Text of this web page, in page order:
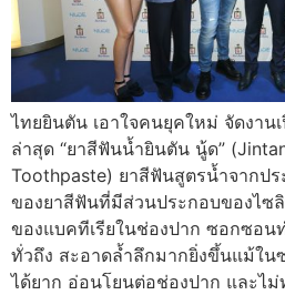
ไทยยินตัน เอาใจคนยุคใหม่ จัดงา
ล่าสุด “ยาสีฟันน้ำยินตัน นู้ด”
Toothpaste) ยาสีฟันสูตรน้ำจากป
ของยาสีฟันที่มีส่วนประกอบของไซ
ของแบคทีเรียในช่องปาก ซอกซอน
ทั่วถึง สะอาดล้ำลึกมากยิ่งขึ้นแม้ใ
ได้ยาก อ่อนโยนต่อช่องปาก และไ